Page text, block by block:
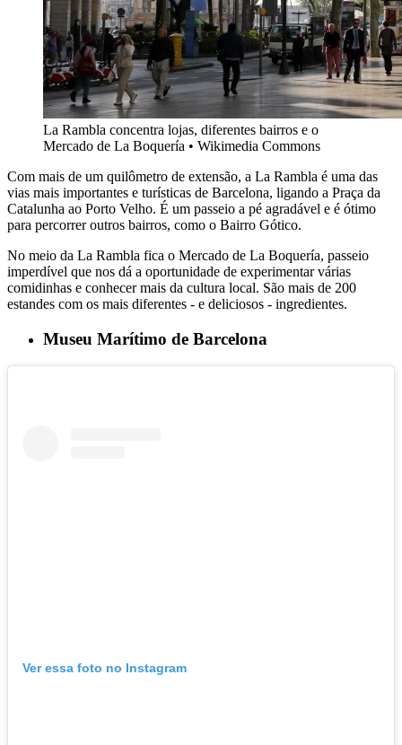
La Rambla concentra lojas, diferentes bairros e o
Mercado de La Boquería • Wikimedia Commons
Com mais de um quilômetro de extensão, a La Rambla é uma das
vias mais importantes e turísticas de Barcelona, ligando a Praça da
Catalunha ao Porto Velho. É um passeio a pé agradável e é ótimo
para percorrer outros bairros, como o Bairro Gótico.
No meio da La Rambla fica o Mercado de La Boquería, passeio
imperdível que nos dá a oportunidade de experimentar várias
comidinhas e conhecer mais da cultura local. São mais de 200
estandes com os mais diferentes - e deliciosos - ingredientes.
Museu Marítimo de Barcelona
Ver essa foto no Instagram